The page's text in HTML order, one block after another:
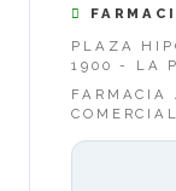
PLAZA
1900 - LA
FARMACIA
COMERCIAL